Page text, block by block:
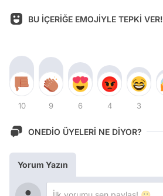
BU İÇERİĞE EMOJİYLE TEPKİ VER!
10 9 6 4 3
ONEDİO ÜYELERİ NE DİYOR?
Yorum Yazın